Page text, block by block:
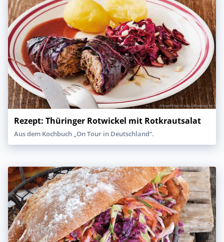
Rezept: Thüringer Rotwickel mit Rotkrautsalat
Aus dem Kochbuch „On Tour in Deutschland“.